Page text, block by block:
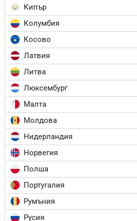
Кипър
Колумбия
Косово
Латвия
Литва
Люксембург
Малта
Молдова
Нидерландия
Норвегия
Полша
Португалия
Румъния
Русия